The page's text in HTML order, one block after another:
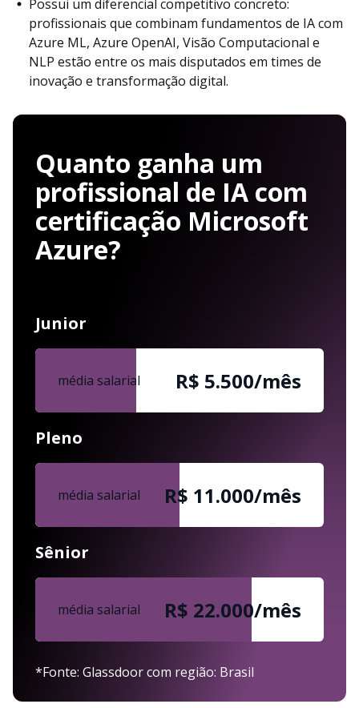
Possui um diferencial competitivo concreto:
profissionais que combinam fundamentos de IA com
Azure ML, Azure OpenAI, Visão Computacional e
NLP estão entre os mais disputados em times de
inovação e transformação digital.
Quanto ganha um
profissional de IA com
certificação Microsoft
Azure?
Junior
média salarial R$ 5.500/mês
Pleno
média salarial R$ 11.000/mês
Sênior
média salarial R$ 22.000/mês
*Fonte: Glassdoor com região: Brasil